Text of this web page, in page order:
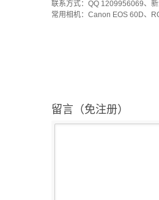
联系方式：QQ 1209956069、
常用相机：Canon EOS 60D、
留言（免注册）